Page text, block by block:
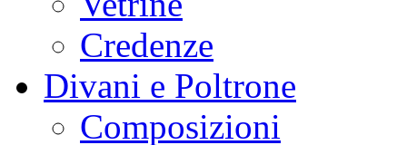
Credenze
Divani e Poltrone
Composizioni